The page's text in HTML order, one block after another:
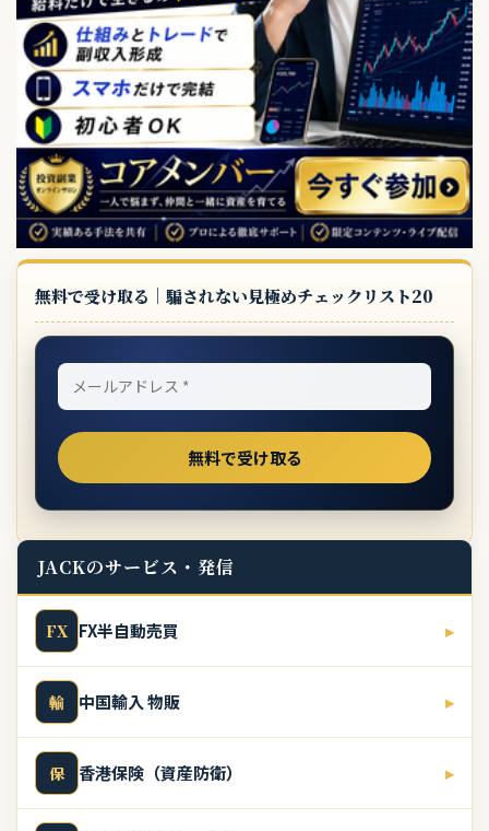
無料で受け取る｜騙されない見極めチェックリスト20
JACKのサービス・発信
FX FX半自動売買 ▸
輸 中国輸入 物販 ▸
保 香港保険（資産防衛） ▸